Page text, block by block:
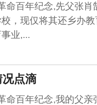
命百年纪念,先父张
，现仅将其还乡办
业,...
点滴
命百年纪念,我的父